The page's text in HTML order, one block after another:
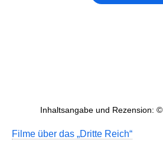
Inhaltsangabe und Rezension:
Filme über das „Dritte Reich“